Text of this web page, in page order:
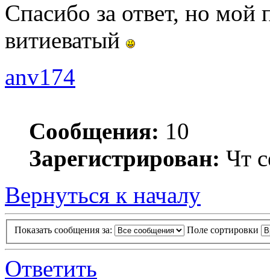
Спасибо за ответ, но мой
витиеватый
anv174
Сообщения: 10
Зарегистрирован: Чт
Вернуться к началу
Показать сообщения за: Поле сортировки
Ответить